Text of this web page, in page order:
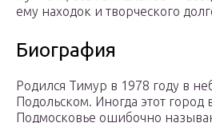
ему находок и творческого
Биография
Родился Тимур в 1978 году в
Подольском. Иногда этот город
Подмосковье ошибочно